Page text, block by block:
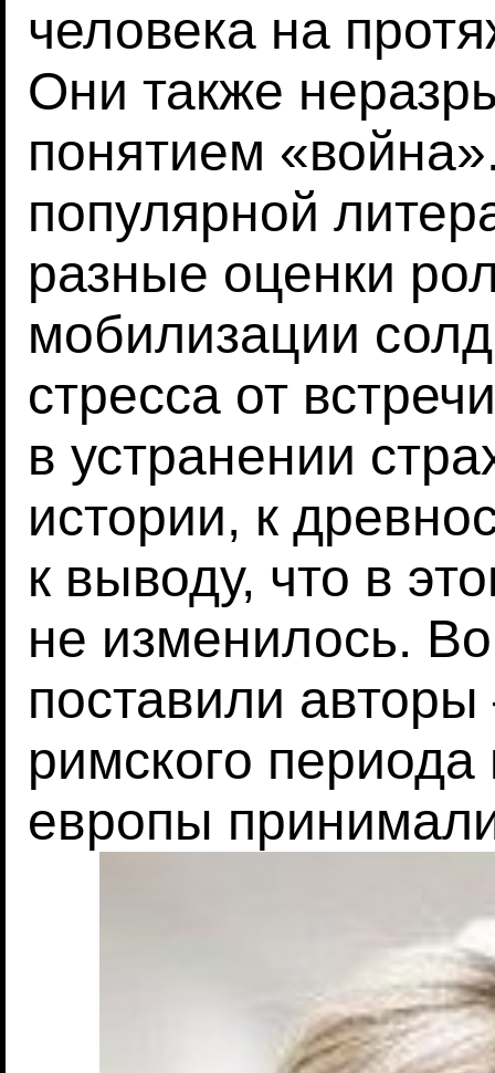
человека на
Они также
понятием
популярной
разные оценки
мобилизации
стресса от
в устранении
истории, к
к выводу, что в
не изменилось.
поставили
римского
европы